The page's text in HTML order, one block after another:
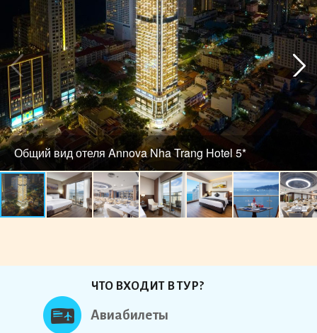
Общий вид отеля Annova Nha Trang Hotel 5*
ЧТО ВХОДИТ В ТУР?
Авиабилеты